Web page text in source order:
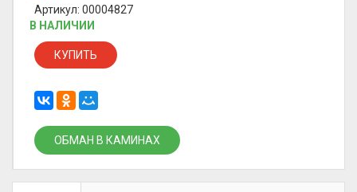
Артикул: 00004827
В НАЛИЧИИ
КУПИТЬ
ОБМАН В КАМИНАХ